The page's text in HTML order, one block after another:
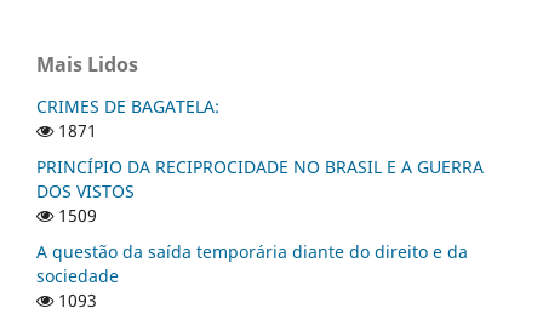
Mais Lidos
CRIMES DE BAGATELA:
1871
PRINCÍPIO DA RECIPROCIDADE NO BRASIL E A GUERRA
DOS VISTOS
1509
A questão da saída temporária diante do direito e da
sociedade
1093